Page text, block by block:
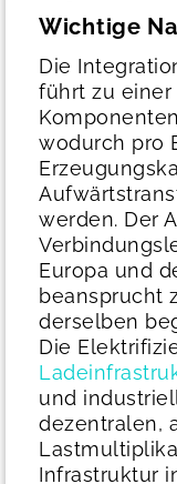
Wichtige
Die
führt zu
wodurch pro
werden. Der
Europa und
beansprucht
derselben
Die
und
dezentralen,
Infrastruktur